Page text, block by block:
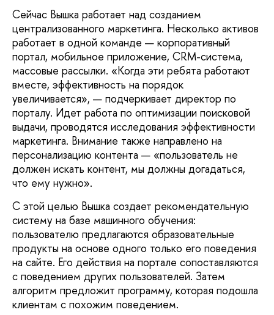
Сейчас Вышка работает над созданием
централизованного маркетинга. Несколько активов
работает в одной команде — корпоративный
портал, мобильное приложение, CRM-система,
массовые рассылки. «Когда эти ребята работают
вместе, эффективность на порядок
увеличивается», — подчеркивает директор по
порталу. Идет работа по оптимизации поисковой
выдачи, проводятся исследования эффективности
маркетинга. Внимание также направлено на
персонализацию контента — «пользователь не
должен искать контент, мы должны догадаться,
что ему нужно».
С этой целью Вышка создает рекомендательную
систему на базе машинного обучения:
пользователю предлагаются образовательные
продукты на основе одного только его поведения
на сайте. Его действия на портале сопоставляются
с поведением других пользователей. Затем
алгоритм предложит программу, которая подошла
клиентам с похожим поведением.